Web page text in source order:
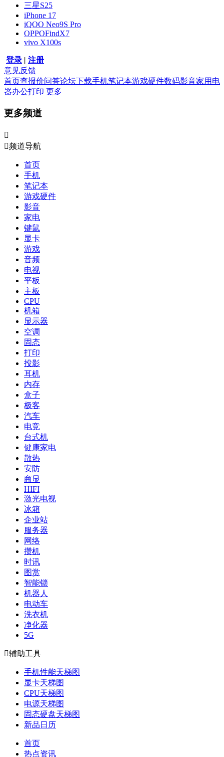
三星S25
iPhone 17
iQOO Neo9S Pro
OPPOFindX7
vivo X100s
登录 | 注册
意见反馈
首页查报价问答论坛下载手机笔记本游戏硬件数码影音家用电
器办公打印 更多
更多频道

频道导航
首页
手机
笔记本
游戏硬件
影音
家电
键鼠
显卡
游戏
音频
电视
平板
主板
CPU
机箱
显示器
空调
固态
打印
投影
耳机
内存
盒子
极客
汽车
电竞
台式机
健康家电
散热
安防
商显
HIFI
激光电视
冰箱
企业站
服务器
网络
攒机
时讯
图赏
智能锁
机器人
电动车
洗衣机
净化器
5G
辅助工具
手机性能天梯图
显卡天梯图
CPU天梯图
电源天梯图
固态硬盘天梯图
新品日历
首页
热点资讯